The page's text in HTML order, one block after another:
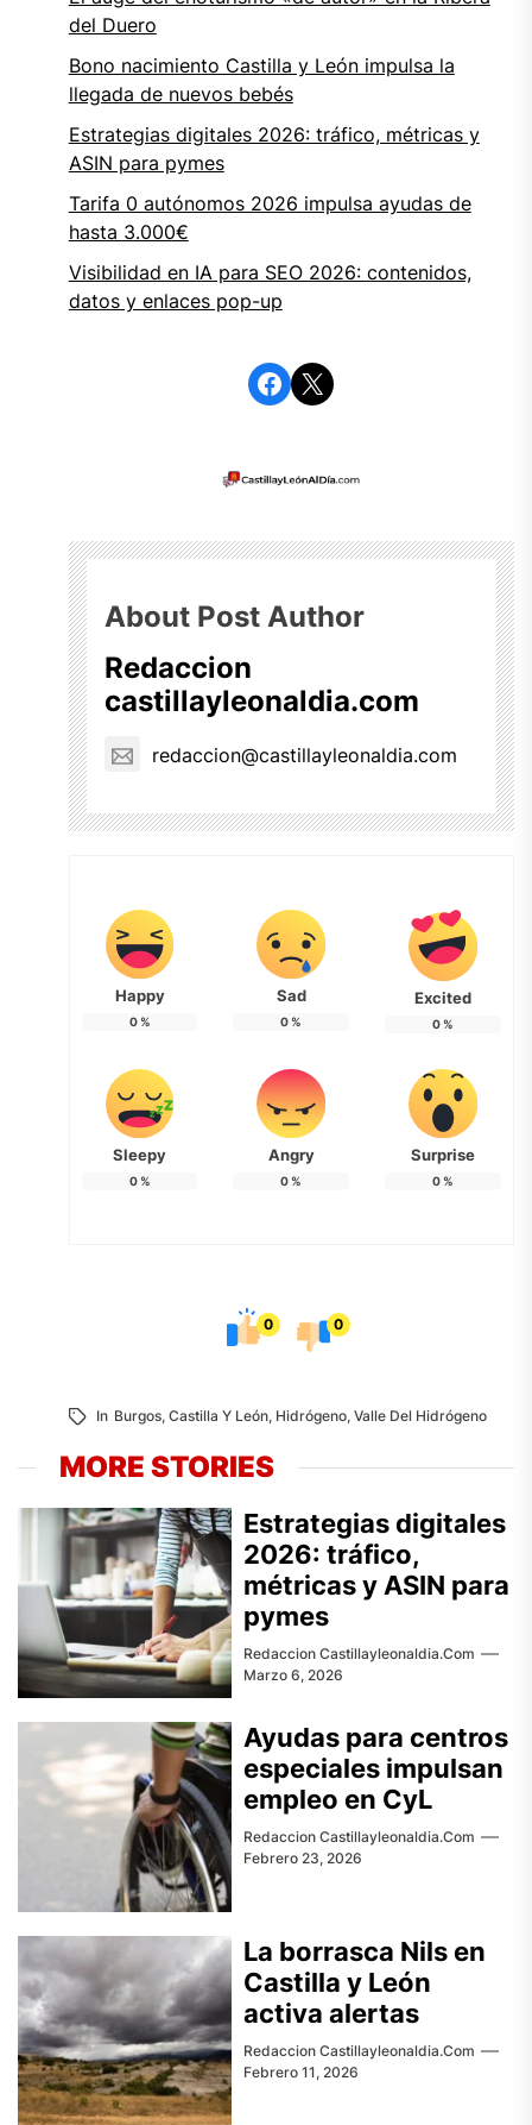
del Duero
Bono nacimiento Castilla y León impulsa la
llegada de nuevos bebés
Estrategias digitales 2026: tráfico, métricas y
ASIN para pymes
Tarifa 0 autónomos 2026 impulsa ayudas de
hasta 3.000€
Visibilidad en IA para SEO 2026: contenidos,
datos y enlaces pop-up
Facebook
X
About Post Author
Redaccion
castillayleonaldia.com
redaccion@castillayleonaldia.com
Happy
0%
Sad
0%
Excited
0%
Sleepy
0%
Angry
0%
Surprise
0%
0 0
In Burgos, Castilla Y León, Hidrógeno, Valle Del Hidrógeno
MORE STORIES
Estrategias digitales
2026: tráfico,
métricas y ASIN para
pymes
Redaccion Castillayleonaldia.com
Marzo 6, 2026
Ayudas para centros
especiales impulsan
empleo en CyL
Redaccion Castillayleonaldia.com
Febrero 23, 2026
La borrasca Nils en
Castilla y León
activa alertas
Redaccion Castillayleonaldia.com
Febrero 11, 2026